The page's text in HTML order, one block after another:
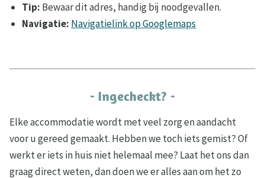
Tip: Bewaar dit adres, handig bij noodgevallen.
Navigatie: Navigatielink op Googlemaps
- Ingecheckt? -
Elke accommodatie wordt met veel zorg en aandacht
voor u gereed gemaakt. Hebben we toch iets gemist? Of
werkt er iets in huis niet helemaal mee? Laat het ons dan
graag direct weten, dan doen we er alles aan om het zo